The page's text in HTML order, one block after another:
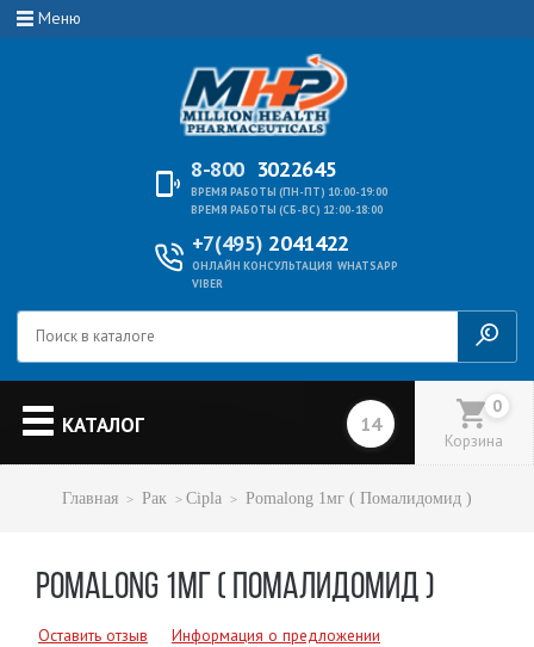
Меню
8-800 3022645
ВРЕМЯ РАБОТЫ (ПН-ПТ) 10:00-19:00
ВРЕМЯ РАБОТЫ (СБ-ВС) 12:00-18:00
+7(495) 2041422
ОНЛАЙН КОНСУЛЬТАЦИЯ WHATSAPP
VIBER
КАТАЛОГ
0
Корзина
Главная Рак Cipla Pomalong 1мг ( Помалидомид )
POMALONG 1МГ ( ПОМАЛИДОМИД )
Оставить отзыв Информация о предложении